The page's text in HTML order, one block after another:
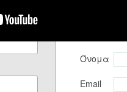
Όνομα
Email